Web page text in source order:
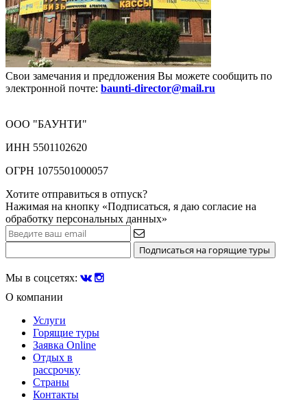
Свои замечания и предложения Вы можете сообщить по
электронной почте: baunti-director@mail.ru
ООО "БАУНТИ"
ИНН 5501102620
ОГРН 1075501000057
Хотите отправиться в отпуск?
Нажимая на кнопку «Подписаться, я даю согласие на
обработку персональных данных»
Мы в соцсетях:
О компании
Услуги
Горящие туры
Заявка Online
Отдых в
рассрочку
Страны
Контакты